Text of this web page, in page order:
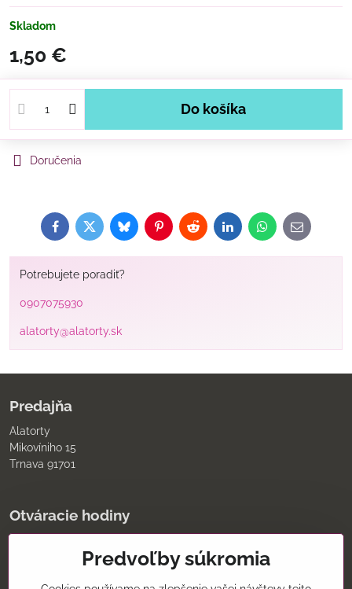
Skladom
1,50 €
Do košíka
Doručenia
FacebookTwitterBlueskyPinterestRedditLinkedInWhatsApp
E-
mail
Potrebujete poradiť?
0907075930
alatorty@alatorty.sk
Predajňa
Alatorty
Mikovíniho 15
Trnava 91701
Otváracie hodiny
9:00 - 11:30 12:00 - 18:00Predvoľby súkromia